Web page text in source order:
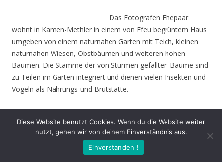
Das Fotografen Ehepaar
wohnt in Kamen-Methler in einem von Efeu begrüntem Haus
umgeben von einem naturnahen Garten mit Teich, kleinen
naturnahen Wiesen, Obstbäumen und weiteren hohen
Bäumen. Die Stämme der von Stürmen gefällten Bäume sind
zu Teilen im Garten integriert und dienen vielen Insekten und
Vögeln als Nahrungs-und Brutstätte.
Jahrzehnten für den Natur- und Umweltschutz nein.
Die Naturfotos sind in den letzten drei Jahren entstanden und
Diese Website benutzt Cookies. Wenn du die Website weiter
nutzt, gehen wir von deinem Einverständnis aus.
Einverstanden !